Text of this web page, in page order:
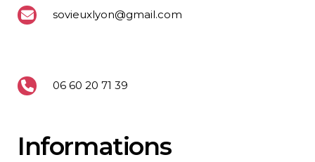
sovieuxlyon@gmail.com
06 60 20 71 39
Informations